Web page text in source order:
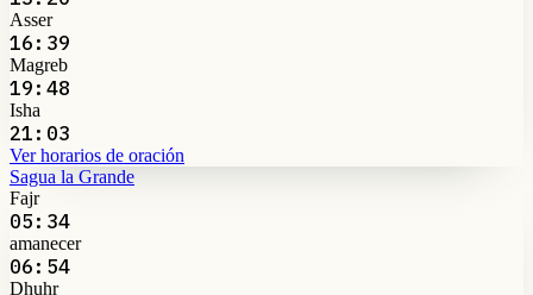
Asser
16:39
Magreb
19:48
Isha
21:03
Ver horarios de oración
Sagua la Grande
Fajr
05:34
amanecer
06:54
Dhuhr